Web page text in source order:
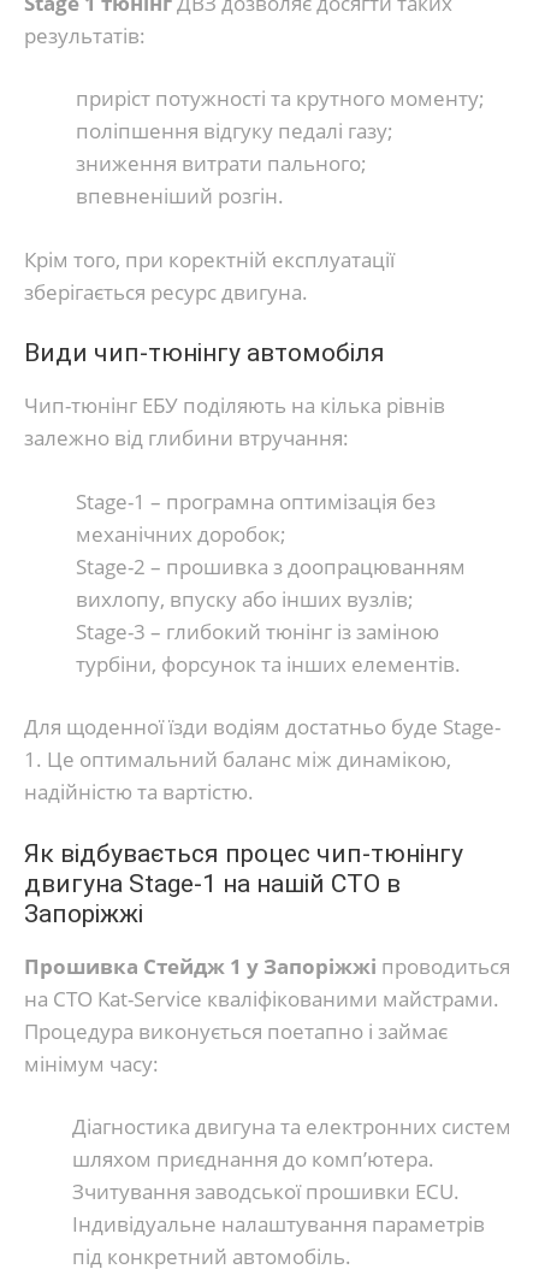
результатів:
приріст потужності та крутного моменту;
поліпшення відгуку педалі газу;
зниження витрати пального;
впевненіший розгін.
Крім того, при коректній експлуатації
зберігається ресурс двигуна.
Види чип-тюнінгу автомобіля
Чип-тюнінг ЕБУ поділяють на кілька рівнів
залежно від глибини втручання:
Stage-1 – програмна оптимізація без
механічних доробок;
Stage-2 – прошивка з доопрацюванням
вихлопу, впуску або інших вузлів;
Stage-3 – глибокий тюнінг із заміною
турбіни, форсунок та інших елементів.
Для щоденної їзди водіям достатньо буде Stage-
1. Це оптимальний баланс між динамікою,
надійністю та вартістю.
Як відбувається процес чип-тюнінгу
двигуна Stage-1 на нашій СТО в
Запоріжжі
Прошивка Стейдж 1 у Запоріжжі проводиться
на СТО Kat-Service кваліфікованими майстрами.
Процедура виконується поетапно і займає
мінімум часу:
Діагностика двигуна та електронних систем
шляхом приєднання до комп’ютера.
Зчитування заводської прошивки ECU.
Індивідуальне налаштування параметрів
під конкретний автомобіль.